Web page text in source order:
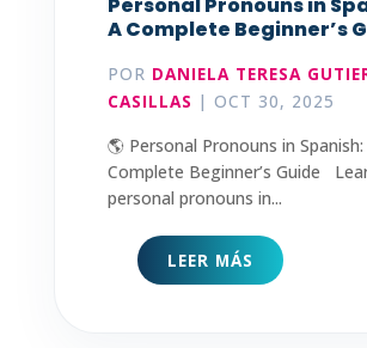
Personal Pronouns in
A Complete Beginner’s
POR DANIELA TERESA
CASILLAS | OCT 30, 2025
🌎 Personal Pronouns in Spanish:
Complete Beginner’s Guide
personal pronouns in...
LEER MÁS